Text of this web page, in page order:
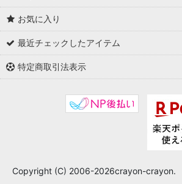
お気に入り
最近チェックしたアイテム
特定商取引法表示
Copyright (C) 2006-2026crayon-crayon.